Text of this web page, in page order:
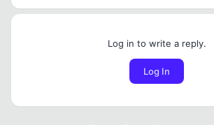
Log in to write a reply.
Log In